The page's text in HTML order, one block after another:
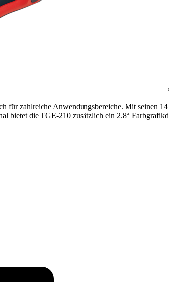
für zahlreiche Anwendungsbereiche. Mit seinen
bietet die TGE-210 zusätzlich ein 2.8“